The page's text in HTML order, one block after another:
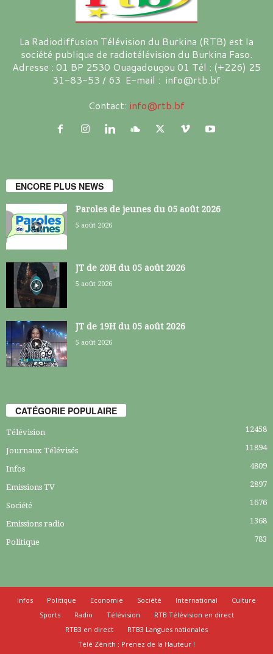
La Radiodiffusion Télévision du Burkina (RTB) est la
société publique de radiotélévision du Burkina Faso.
Adresse : 01 BP 2530 Ouagadougou 01 Tél : (+226) 25
31-83-53 / 63 E-mail : info@rtb.bf
Contact: info@rtb.bf
ENCORE PLUS NEWS
Paroles de jeunes du 05 août 2026
5 août 2026
JT de 20H du 05 août 2026
5 août 2026
JT de 19H du 05 août 2026
5 août 2026
CATÉGORIE POPULAIRE
Télévision 12458
Journaux Télévisés 11894
Infos 4809
Emissions TV 2897
Société 1676
Emissions radio 1368
Politique 783
Infos Politique Economie Société International
Culture
Sports
Radio Télévision
RTB Télévision en direct
RTB3 en direct
RTB3 Langues nationales
Télé Zénith : Prenez de la Hauteur !